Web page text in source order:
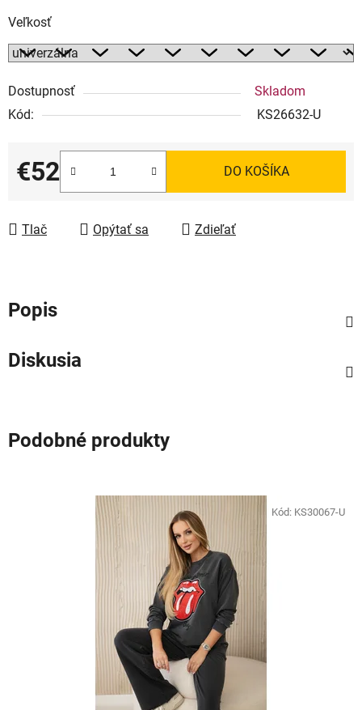
Veľkosť
Dostupnosť
Skladom
Kód:
KS26632-U
€52
Jednotková cena:
DO KOŠÍKA
Tlač Opýtať sa Zdieľať
Popis
Diskusia
Podobné produkty
Kód: KS30067-U